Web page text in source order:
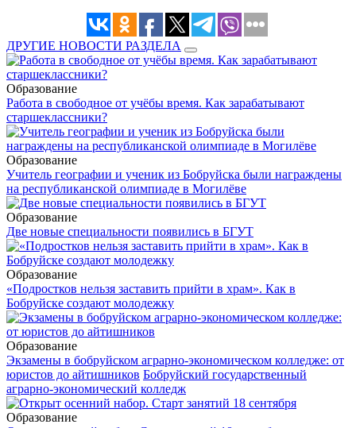
ДРУГИЕ НОВОСТИ РАЗДЕЛА
Образование
Работа в свободное от учёбы время. Как зарабатывают
старшеклассники?
Образование
Учитель географии и ученик из Бобруйска были награждены
на республиканской олимпиаде в Могилёве
Образование
Две новые специальности появились в БГУТ
Образование
«Подростков нельзя заставить прийти в храм». Как в
Бобруйске создают молодежку
Образование
Экзамены в бобруйском аграрно-экономическом колледже: от
юристов до айтишников Бобруйский государственный
аграрно-экономический колледж
Образование